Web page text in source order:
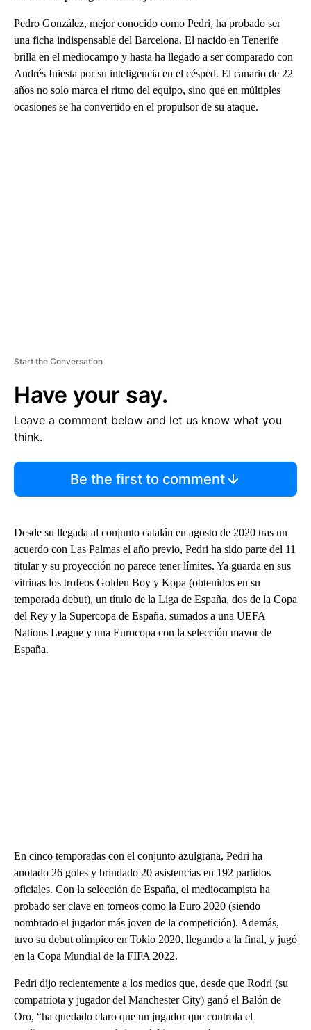
Pedro González, mejor conocido como Pedri, ha probado ser
una ficha indispensable del Barcelona. El nacido en Tenerife
brilla en el mediocampo y hasta ha llegado a ser comparado con
Andrés Iniesta por su inteligencia en el césped. El canario de 22
años no solo marca el ritmo del equipo, sino que en múltiples
ocasiones se ha convertido en el propulsor de su ataque.
Start the Conversation
Have your say.
Leave a comment below and let us know what you
think.
Be the first to comment
Desde su llegada al conjunto catalán en agosto de 2020 tras un
acuerdo con Las Palmas el año previo, Pedri ha sido parte del 11
titular y su proyección no parece tener límites. Ya guarda en sus
vitrinas los trofeos Golden Boy y Kopa (obtenidos en su
temporada debut), un título de la Liga de España, dos de la Copa
del Rey y la Supercopa de España, sumados a una UEFA
Nations League y una Eurocopa con la selección mayor de
España.
En cinco temporadas con el conjunto azulgrana, Pedri ha
anotado 26 goles y brindado 20 asistencias en 192 partidos
oficiales. Con la selección de España, el mediocampista ha
probado ser clave en torneos como la Euro 2020 (siendo
nombrado el jugador más joven de la competición). Además,
tuvo su debut olímpico en Tokio 2020, llegando a la final, y jugó
en la Copa Mundial de la FIFA 2022.
Pedri dijo recientemente a los medios que, desde que Rodri (su
compatriota y jugador del Manchester City) ganó el Balón de
Oro, “ha quedado claro que un jugador que controla el